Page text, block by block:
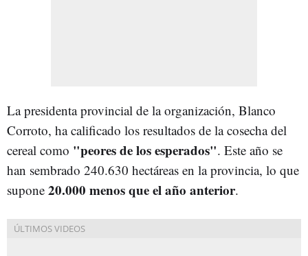
La presidenta provincial de la organización, Blanco
Corroto, ha calificado los resultados de la cosecha del
cereal como "peores de los esperados". Este año se
han sembrado 240.630 hectáreas en la provincia, lo que
supone 20.000 menos que el año anterior.